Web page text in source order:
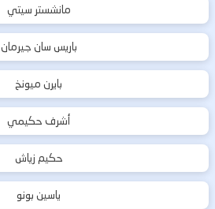
مانشستر سيتي
باريس سان جيرمان
بايرن ميونخ
أشرف حكيمي
حكيم زياش
ياسين بونو